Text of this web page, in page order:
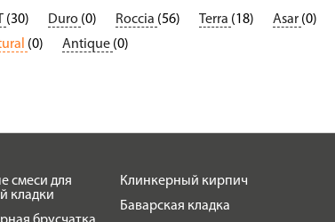
(30) Duro (0) Roccia (56) Terra (18) Asar (0)
(0) Antique (0)
смеси для
кладки
Клинкерный кирпич
Баварская кладка